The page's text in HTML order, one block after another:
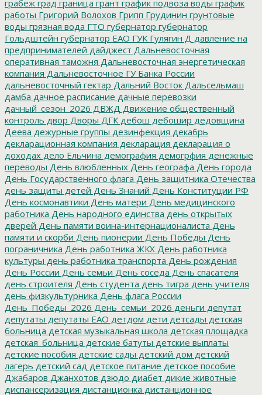
грабеж град граница грант график подвоза воды график
работы Григорий Волохов Грипп Грудинин грунтовые
воды грязная вода ГТО губернатор губернатор
Гольдштейн губернатор ЕАО ГУК Гулягин Д давление на
предпринимателей дайджест Дальневосточная
оперативная таможня Дальневосточная энергетическая
компания Дальневосточное ГУ Банка России
дальневосточный гектар Дальний Восток Дальсельмаш
дамба дачное расписание дачные перевозки
дачный_сезон_2026 ДВЖД Движение общественный
контроль двор Дворы ДГК дебош дебошир дедовщина
Деева дежурные группы дезинфекция декабрь
декларационная компания декларация декларация о
доходах дело Ельчина демография демогрфия денежные
переводы День влюбленных День географа День города
День Государственного флага День защитника Отечества
день защиты детей День Знаний День Конституции РФ
День космонавтики День матери День медицинского
работника День народного единства день открытых
дверей День памяти воина-интернационалиста День
памяти и скорби День пионерии День Победы День
пограничника День работника ЖКХ День работника
культуры день работника транспорта День рождения
День России День семьи День соседа День спасателя
день строителя День студента день тигра день учителя
день физкультурника День флага России
День_Победы_2026 День_семьи_2026 деньги депутат
депутаты депутаты ЕАО детдом дети детсады детская
больница детская музыкальная школа детская площадка
детская_больница детские батуты детские выплаты
детские пособия детские сады детский дом детский
лагерь детский сад детское питание детское пособие
Джабаров Джанхотов дзюдо диабет дикие животные
диспансеризация дистанционка дистанционное